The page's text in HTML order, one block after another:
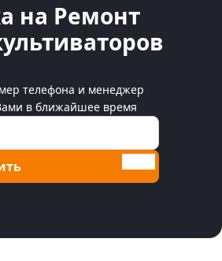
на Ремонт
телефона и менеджер
в ближайшее время